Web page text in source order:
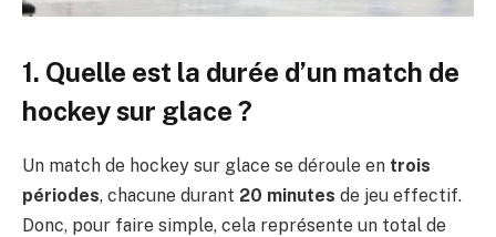
1. Quelle est la durée d’un match de
hockey sur glace ?
Un match de hockey sur glace se déroule en trois
périodes, chacune durant 20 minutes de jeu effectif.
Donc, pour faire simple, cela représente un total de